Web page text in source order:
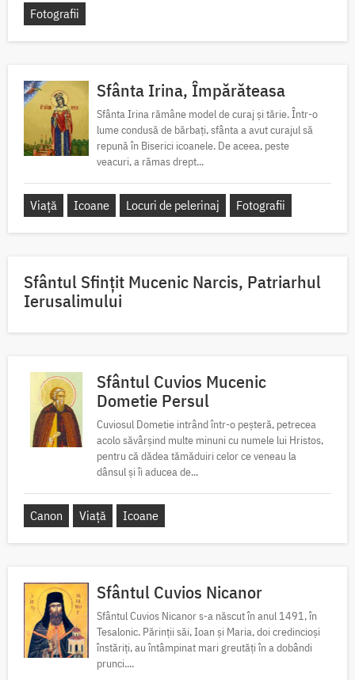
Fotografii
Sfânta Irina, Împărăteasa
Sfânta Irina rămâne model de curaj și tărie. Într-o
lume condusă de bărbați, sfânta a avut curajul să
repună în Biserici icoanele. De aceea, peste
veacuri, a rămas drept...
Viață Icoane Locuri de pelerinaj Fotografii
Sfântul Sfinţit Mucenic Narcis, Patriarhul
Ierusalimului
Sfântul Cuvios Mucenic
Dometie Persul
Cuviosul Dometie intrând într-o peșteră, petrecea
acolo săvârșind multe minuni cu numele lui Hristos,
pentru că dădea tămăduiri celor ce veneau la
dânsul și îi aducea de...
Canon Viață Icoane
Sfântul Cuvios Nicanor
Sfântul Cuvios Nicanor s-a născut în anul 1491, în
Tesalonic. Părinții săi, Ioan și Maria, doi credincioși
înstăriți, au întâmpinat mari greutăți în a dobândi
prunci....